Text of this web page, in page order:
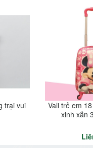
trại vui
Vali trẻ em
xinh xắn